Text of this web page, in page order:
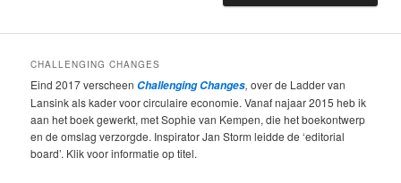
CHALLENGING CHANGES
Eind 2017 verscheen Challenging Changes, over de Ladder van
Lansink als kader voor circulaire economie. Vanaf najaar 2015 heb ik
aan het boek gewerkt, met Sophie van Kempen, die het boekontwerp
en de omslag verzorgde. Inspirator Jan Storm leidde de ‘editorial
board’. Klik voor informatie op titel.